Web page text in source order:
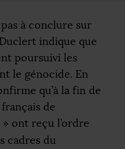
à conclure sur
indique que
poursuivi les
le génocide. En
qu’à la fin de
de
» ont reçu l’ordre
cadres du